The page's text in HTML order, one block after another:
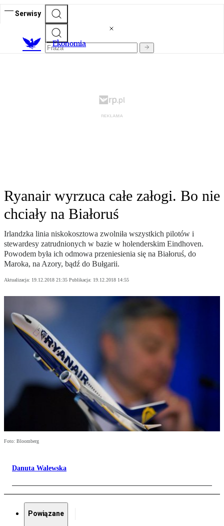
Serwisy
Ekonomia
Ryanair wyrzuca całe załogi. Bo nie
chciały na Białoruś
Irlandzka linia niskokosztowa zwolniła wszystkich pilotów i
stewardesy zatrudnionych w bazie w holenderskim Eindhoven.
Powodem była ich odmowa przeniesienia się na Białoruś, do
Maroka, na Azory, bądź do Bułgarii.
Aktualizacja: 19.12.2018 21:35 Publikacja: 19.12.2018 14:55
Foto: Bloomberg
Danuta Walewska
Powiązane